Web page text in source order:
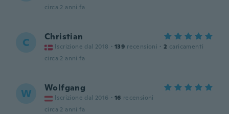
circa 2 anni fa
C Christian
Iscrizione dal 2018 · 139 recensioni · 2 caricamenti
circa 2 anni fa
W Wolfgang
Iscrizione dal 2016 · 16 recensioni
circa 2 anni fa